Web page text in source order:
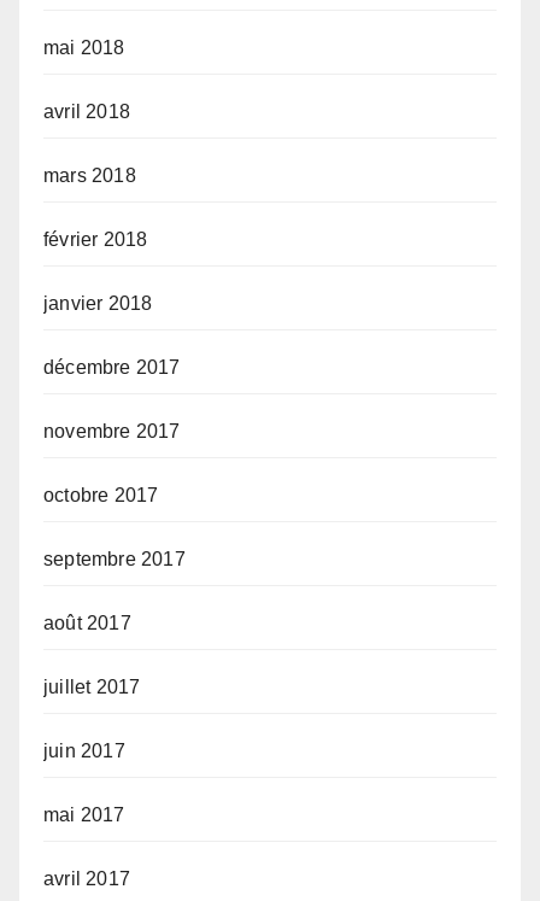
mai 2018
avril 2018
mars 2018
février 2018
janvier 2018
décembre 2017
novembre 2017
octobre 2017
septembre 2017
août 2017
juillet 2017
juin 2017
mai 2017
avril 2017